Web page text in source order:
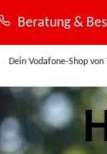
Beratung &
Dein Vodafone-Shop von